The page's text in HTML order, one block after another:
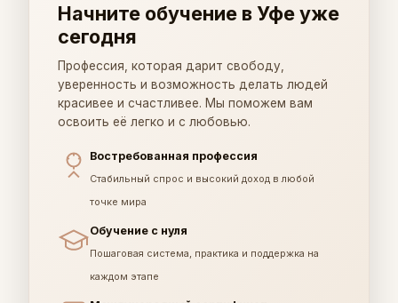
Начните обучение в Уфе уже
сегодня
Профессия, которая дарит свободу,
уверенность и возможность делать людей
красивее и счастливее. Мы поможем вам
освоить её легко и с любовью.
Востребованная профессия
Стабильный спрос и высокий доход в любой
точке мира
Обучение с нуля
Пошаговая система, практика и поддержка на
каждом этапе